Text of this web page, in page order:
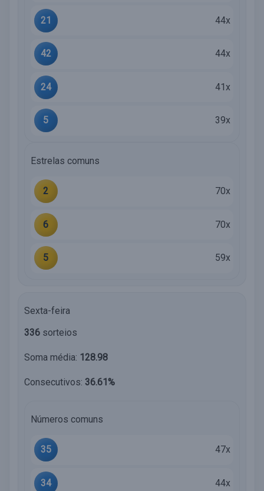
21 44x
42 44x
24 41x
5 39x
Estrelas comuns
2 70x
6 70x
5 59x
Sexta-feira
336 sorteios
Soma média: 128.98
Consecutivos: 36.61%
Números comuns
35 47x
34 44x